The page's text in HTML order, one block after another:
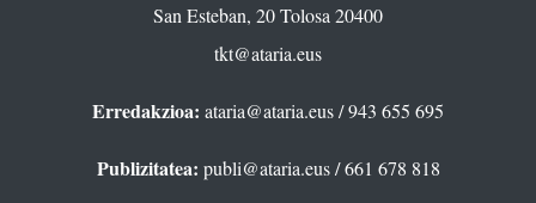
San Esteban, 20 Tolosa 20400
tkt@ataria.eus
Erredakzioa: ataria@ataria.eus/ 943 655 695
Publizitatea: publi@ataria.eus/ 661 678 818